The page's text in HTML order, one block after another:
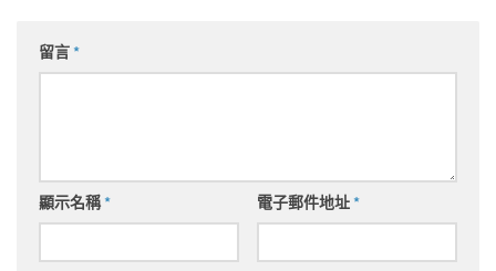
留言*
顯示名稱* 電子郵件地址*